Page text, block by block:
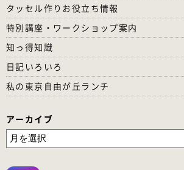
タッセル作りお役立ち情報
特別講座・ワークショップ案内
知っ得知識
日記いろいろ
私の東京自由が丘ランチ
アーカイブ